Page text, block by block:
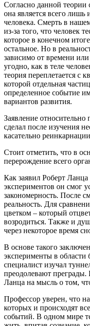
Согласно данной теории
она является всего
человека. Смерть в
из-за того, что человек
которое в конечном
остальное. Но в
зависимо от времени
угодно, как в теле
теория переплетается с
которой отдельная
определенное событие
вариантов развития.
Заявление относительно
сделал после изучения
касательно
Стоит отметить, что в
перерождение всего
Как заявил Роберт
экспериментов он смог
закономерность. После
реальность. Для
цветком – который
возродиться. Также и
через некоторое время
В основе такого
эксперименты в области
специалист изучал
преодолевают преграды.
Ланца на мысль о том,
Профессор уверен, что
которых и происходят
событий. В одном мире